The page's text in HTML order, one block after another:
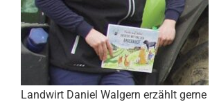
Landwirt Daniel Walgern erzählt gerne